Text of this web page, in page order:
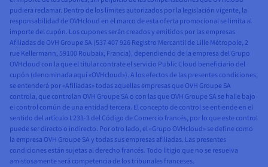
pudiera reclamar. Dentro de los límites autorizados por la legislación vigente, la
responsabilidad de OVHcloud en el marco de esta oferta promocional se limita al
importe del cupón. Los cupones serán creados y emitidos por las empresas
Afiliadas de OVH Groupe SA (537 407 926 Registro Mercantil de Lille Métropole, 2
rue Kellermann, 59100 Roubaix, Francia), dependiendo de la empresa del Grupo
OVHcloud con la que el titular contrate el servicio Public Cloud beneficiario del
cupón (denominada aquí «OVHcloud»). A los efectos de las presentes condiciones,
se entenderá por «Afiliadas» todas aquellas empresas que OVH Groupe SA
controla, que controlan OVH Groupe SA o con las que OVH Groupe SA se halle bajo
el control común de una entidad tercera. El concepto de control se entiende en el
sentido del artículo L233-3 del Código de Comercio francés, por lo que este control
puede ser directo o indirecto. Por otro lado, el «Grupo OVHcloud» se define como
la empresa OVH Groupe SA y todas sus empresas afiliadas. Las presentes
condiciones están sujetas al derecho francés. Todo litigio que no se resuelva
amistosamente será competencia de los tribunales franceses.